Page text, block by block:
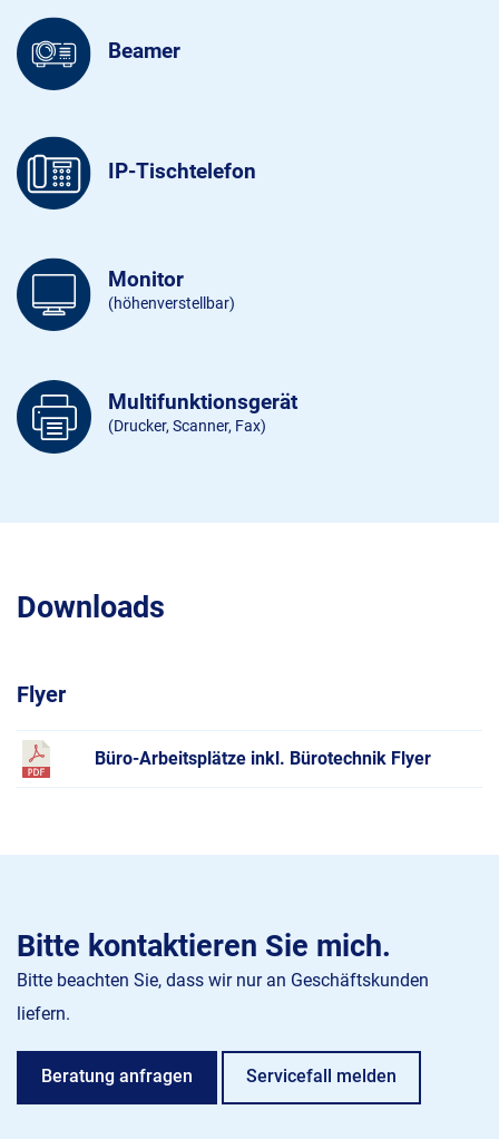
Beamer
IP-Tischtelefon
Monitor
(höhenverstellbar)
Multifunktionsgerät
(Drucker, Scanner, Fax)
Downloads
Flyer
Büro-Arbeitsplätze inkl. Bürotechnik Flyer
Bitte kontaktieren Sie mich.
Bitte beachten Sie, dass wir nur an Geschäftskunden
liefern.
Beratung anfragen Servicefall melden